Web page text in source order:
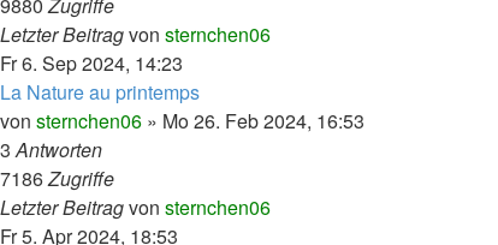
Letzter Beitragvon sternchen06
Fr 6. Sep 2024, 14:23
La Nature au printemps
von sternchen06 » Mo 26. Feb 2024, 16:53
3Antworten
7186Zugriffe
Letzter Beitragvon sternchen06
Fr 5. Apr 2024, 18:53